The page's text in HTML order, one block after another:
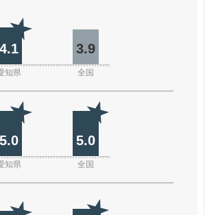
4.1 3.9
知県 全国
5.0 5.0
知県 全国